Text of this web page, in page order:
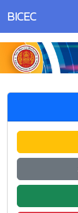
BICEC